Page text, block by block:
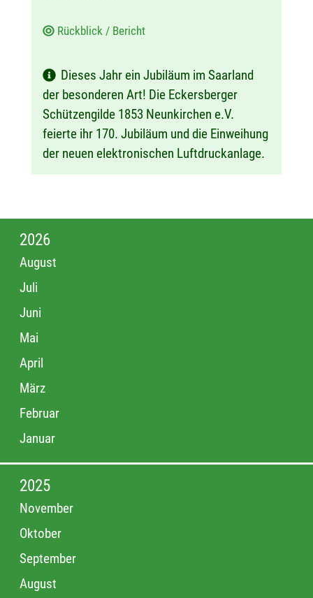
Rückblick / Bericht
Dieses Jahr ein Jubiläum im Saarland
der besonderen Art! Die Eckersberger
Schützengilde 1853 Neunkirchen e.V.
feierte ihr 170. Jubiläum und die Einweihung
der neuen elektronischen Luftdruckanlage.
2026
August
Juli
Juni
Mai
April
März
Februar
Januar
2025
November
Oktober
September
August